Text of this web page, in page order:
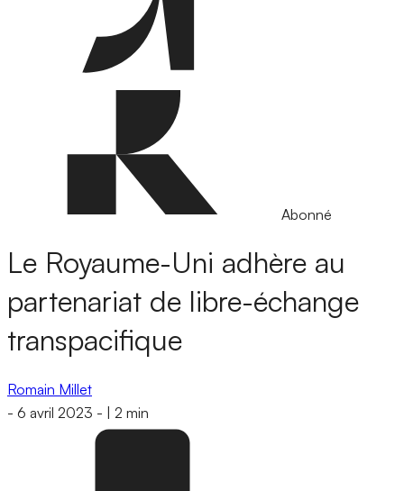
Abonné
Le Royaume-Uni adhère au
partenariat de libre-échange
transpacifique
Romain Millet
- 6 avril 2023 - 2 min